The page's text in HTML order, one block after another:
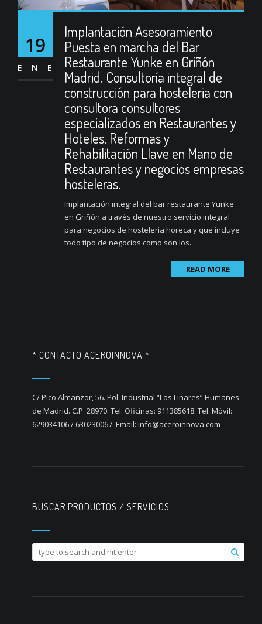
19
ENE
Implantación Asesoramiento
Puesta en marcha del Bar
Restaurante Yunke en Griñón
Madrid. Consultoría integral de
construcción para hosteleria con
consultora consultores
especializados en Restaurantes y
Hoteles. Reformas y
Rehabilitación Llave en Mano de
Restaurantes y negocios empresas
hosteleras.
Implantación integral del bar restaurante Yunke
en Griñón a través de nuestro servicio integral
para negocios de hosteleria horeca y que incluye
todo tipo de negocios como son los...
READ MORE
* CONTACTO ACEROINNOVA *
C/ Pico Almanzor, 56. Pol. Industrial “Los Linares” Humanes
de Madrid. C.P. 28970. Tel. Oficinas: 911385618. Tel. Móvil:
629034106 / 630230067. Email: info@aceroinnova.com
BUSCAR PRODUCTOS / SERVICIOS